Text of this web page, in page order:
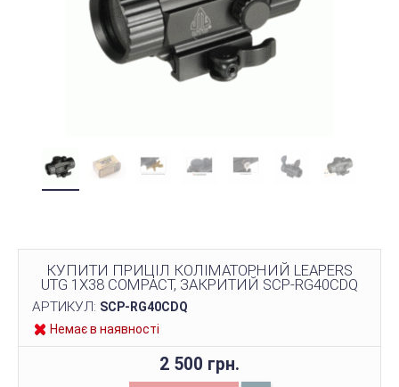
КУПИТИ ПРИЦІЛ КОЛІМАТОРНИЙ LEAPERS
UTG 1Х38 COMPACT, ЗАКРИТИЙ SCP-RG40CDQ
АРТИКУЛ: SCP-RG40CDQ
Немає в наявності
2 500 грн.